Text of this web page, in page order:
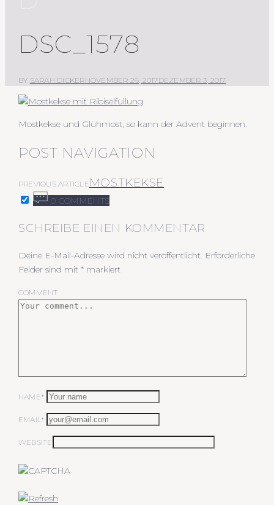
DSC_1578
BY SARAH DICKERNOVEMBER 26, 2017DEZEMBER 3, 2017
Mostkekse und Glühmost, so kann der Advent beginnen.
POST NAVIGATION
PREVIOUS ARTICLE MOSTKEKSE
0 COMMENTS
SCHREIBE EINEN KOMMENTAR
Deine E-Mail-Adresse wird nicht veröffentlicht. Erforderliche
Felder sind mit * markiert
COMMENT
NAME*
EMAIL*
WEBSITE